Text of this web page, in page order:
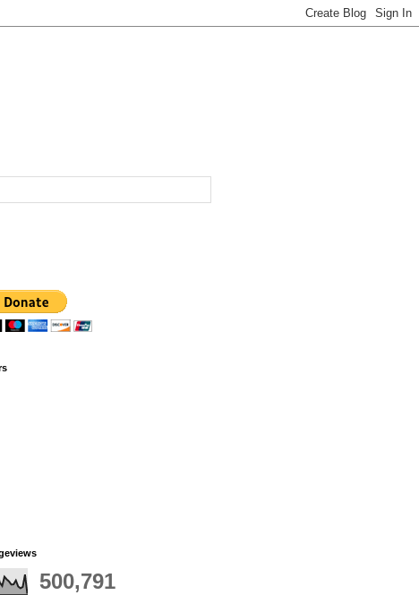
500,791